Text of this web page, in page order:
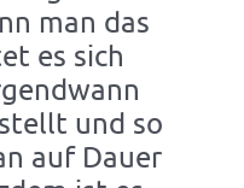
man das
es sich
und so
auf Dauer